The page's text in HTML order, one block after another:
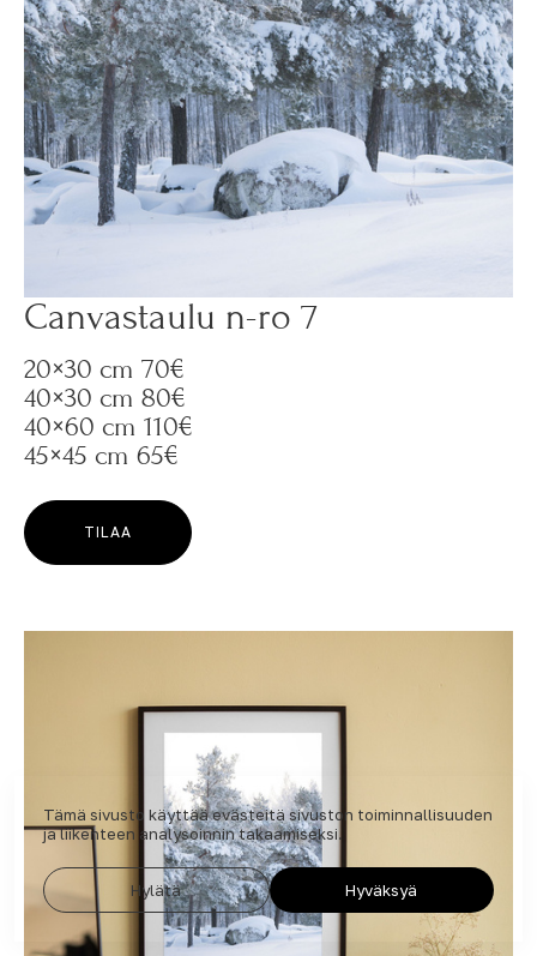
Canvastaulu n-ro 7
20×30 cm 70€
40×30 cm 80€
40×60 cm 110€
45×45 cm 65€
TILAA
Tämä sivusto käyttää evästeitä sivuston toiminnallisuuden
ja liikenteen analysoinnin takaamiseksi.
Hylätä Hyväksyä